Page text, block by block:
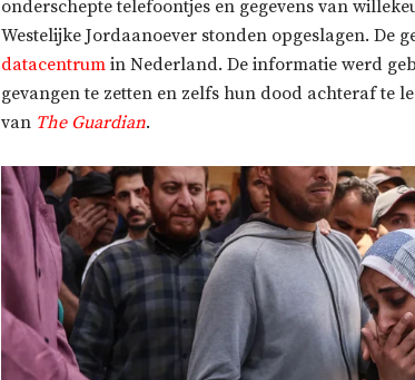
onderschepte telefoontjes en gegevens van
Westelijke Jordaanoever stonden opgeslagen. De
datacentrum in Nederland. De informatie werd
gevangen te zetten en zelfs hun dood achteraf te
van The Guardian.